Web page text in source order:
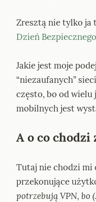
Zresztą nie tylko ja
Dzień
Jakie jest moje
“niezaufanych”
często, bo od
mobilnych jest
A o co chodzi
Tutaj nie chodzi mi
przekonujące
potrzebują VPN, bo